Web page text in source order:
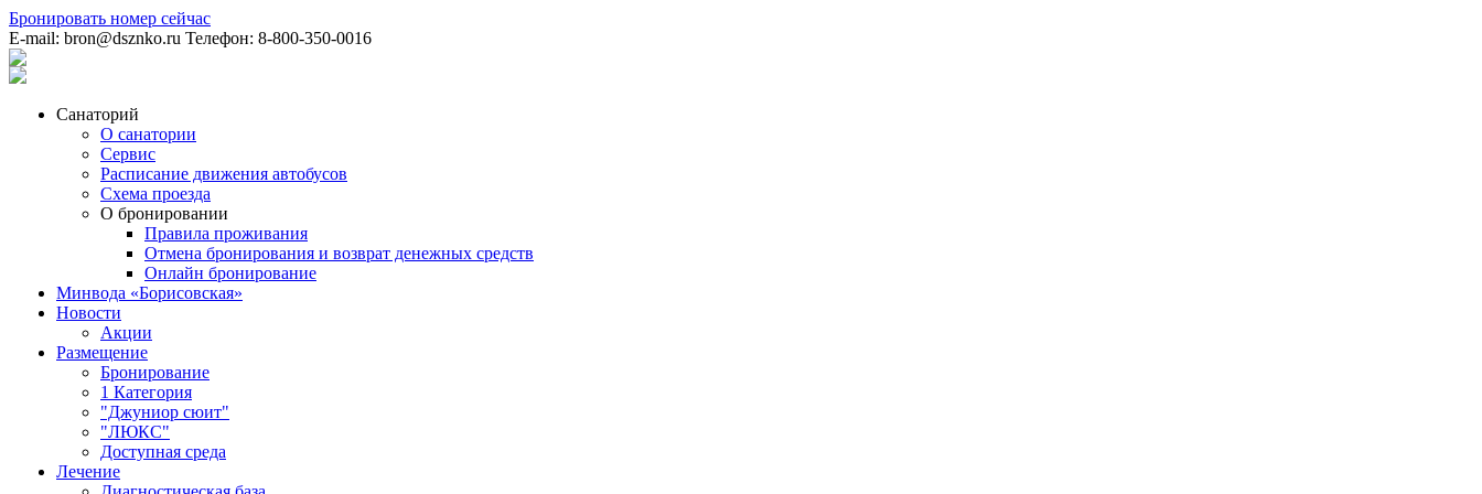
Бронировать номер сейчас
E-mail: bron@dsznko.ru Телефон: 8-800-350-0016
Санаторий
О санатории
Сервис
Расписание движения автобусов
Схема проезда
О бронировании
Правила проживания
Отмена бронирования и возврат денежных средств
Онлайн бронирование
Минвода «Борисовская»
Новости
Акции
Размещение
Бронирование
1 Категория
"Джуниор сюит"
"ЛЮКС"
Доступная среда
Лечение